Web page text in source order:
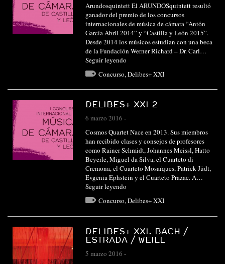
Arundosquintett El ARUNDOSquintett resultó
ganador del premio de los concursos
internacionales de música de cámara “Antón
García Abril 2014” y “Castilla y León 2015”.
Desde 2014 los músicos estudian con una beca
de la Fundación Werner Richard – Dr. Carl…
Seguir leyendo
Concurso, Delibes+ XXI
DELIBES+ XXI 2
6 marzo 2016 -
Cosmos Quartet Nace en 2013. Sus miembros
han recibido clases y consejos de profesores
como Rainer Schmidt, Johannes Meissl, Hatto
Beyerle, Miguel da Silva, el Cuarteto di
Cremona, el Cuarteto Mosaïques, Patrick Jüdt,
Evgenia Ephstein y el Cuarteto Prazac. A…
Seguir leyendo
Concurso,Delibes+ XXI
DELIBES+ XXI. BACH /
ESTRADA / WEILL
5 marzo 2016 -